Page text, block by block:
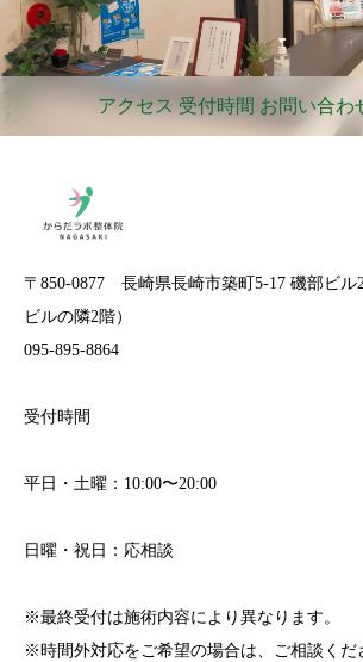
アクセス 受付時間 お問い合わ
〒850-0877 長崎県長崎市築町5-17 磯部ビル
ビルの隣2階）
095-895-8864
受付時間
平日・土曜：10:00〜20:00
日曜・祝日：応相談
※最終受付は施術内容により異なります。
※時間外対応をご希望の場合は、ご相談くだ